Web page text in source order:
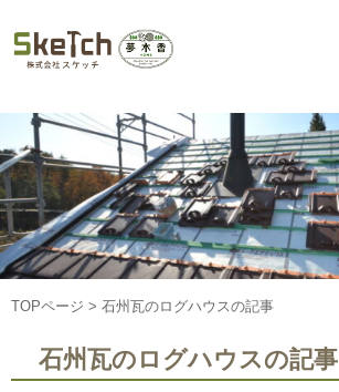
TOPページ > 石州瓦のログハウスの記事
石州瓦のログハウスの記事